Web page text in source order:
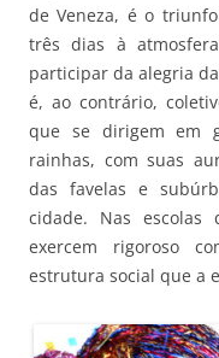
de Veneza, é o
três dias à
participar da alegria
é, ao contrário,
que se dirigem em
rainhas, com suas
das favelas e
cidade. Nas escolas
exercem rigoroso
estrutura social que a